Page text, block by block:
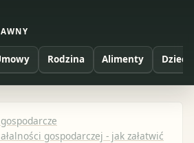
Rodzina Alimenty Dzieci
gospodarczej - jak załatwić